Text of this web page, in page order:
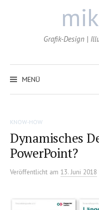
Grafik-Design |
MENÜ
KNOW-HOW
Dynamisches
PowerPoint?
Veröffentlicht am 13. Juni 2018